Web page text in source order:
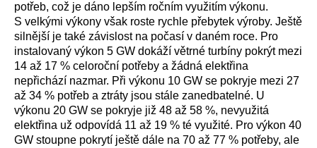
potřeb, což je dáno lepším ročním využitím výkonu.
S velkými výkony však roste rychle přebytek výroby. Ještě
silnější je také závislost na počasí v daném roce. Pro
instalovaný výkon 5 GW dokáží větrné turbíny pokrýt mezi
14 až 17 % celoroční potřeby a žádná elektřina
nepřichází nazmar. Při výkonu 10 GW se pokryje mezi 27
až 34 % potřeb a ztráty jsou stále zanedbatelné. U
výkonu 20 GW se pokryje již 48 až 58 %, nevyužitá
elektřina už odpovídá 11 až 19 % té využité. Pro výkon 40
GW stoupne pokrytí ještě dále na 70 až 77 % potřeby, ale